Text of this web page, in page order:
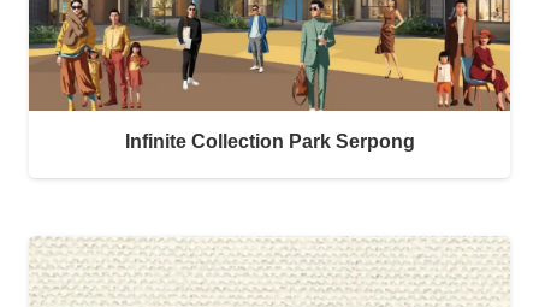
Infinite Collection Park Serpong